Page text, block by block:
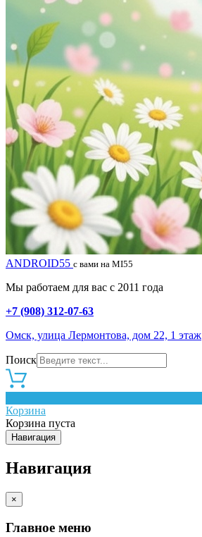
ANDROID55 с вами на MI55
Мы работаем для вас с 2011 года
+7 (908) 312-07-63
Омск, улица Лермонтова, дом 22, 1 этаж
Поиск
Корзина
Корзина пуста
Навигация
Навигация
×
Главное меню